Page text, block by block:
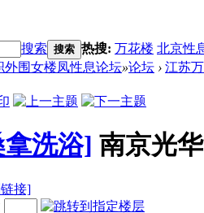
搜索 搜索 热搜: 万花楼 北京性
外围女楼凤性息论坛»论坛 › 江苏
洗浴] 南京光
接]